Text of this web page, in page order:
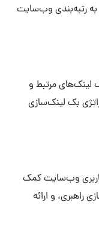
رتبه‌بندی وب‌سایت
لینک‌های مرتبط و
بک لینک‌سازی
وب‌سایت کمک
راهبری، و ارائه